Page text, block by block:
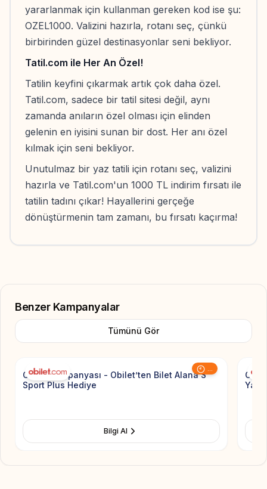
yararlanmak için kullanman gereken kod ise şu:
OZEL1000. Valizini hazırla, rotanı seç, çünkü
birbirinden güzel destinasyonlar seni bekliyor.
Tatil.com ile Her An Özel!
Tatilin keyfini çıkarmak artık çok daha özel.
Tatil.com, sadece bir tatil sitesi değil, aynı
zamanda anıların özel olması için elinden
gelenin en iyisini sunan bir dost. Her anı özel
kılmak için seni bekliyor.
Unutulmaz bir yaz tatili için rotanı seç, valizini
hazırla ve Tatil.com'un 1000 TL indirim fırsatı ile
tatilin tadını çıkar! Hayallerini gerçeğe
dönüştürmenin tam zamanı, bu fırsatı kaçırma!
Benzer Kampanyalar
Tümünü Gör
Add to
Obilet Kampanyası - Obilet’ten Bilet Alana S
Sport Plus Hediye
Bilgi Al